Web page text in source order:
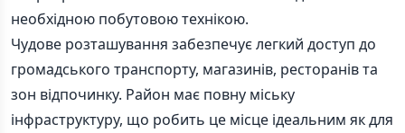
необхідною побутовою технікою.
Чудове розташування забезпечує легкий доступ до
громадського транспорту, магазинів, ресторанів та
зон відпочинку. Район має повну міську
інфраструктуру, що робить це місце ідеальним як для